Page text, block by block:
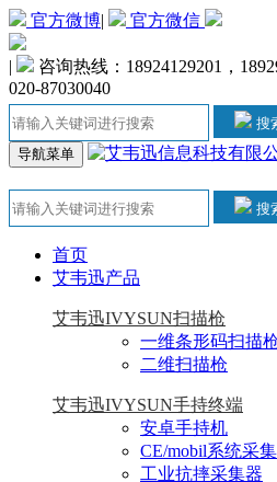
官方微博| 官方微信
|
咨询热线：18924129201，
020-87030040
搜
导航菜单
搜
首页
艾韦迅产品
艾韦迅IVYSUN扫描枪
一维条形码扫描
二维扫描枪
艾韦迅IVYSUN手持终端
安卓手持机
CE/mobil系统采
工业抗摔采集器